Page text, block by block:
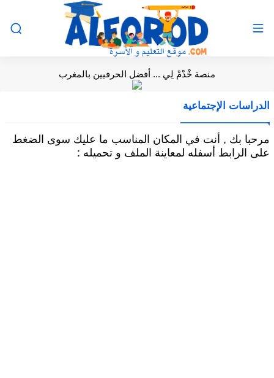
منصة خْدْمْ لِي ... أفضل الحرفيين بالمغرب
الدراسات الإجتماعية
مرحبا بك , أنت في المكان المناسب ما عليك سوى الضغط
على الرابط أسفله لمعاينة الملف و تحميله :